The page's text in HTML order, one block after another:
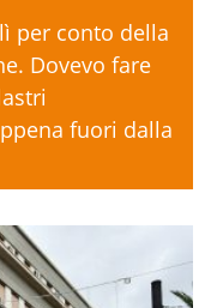
per conto della
Dovevo fare
fuori dalla